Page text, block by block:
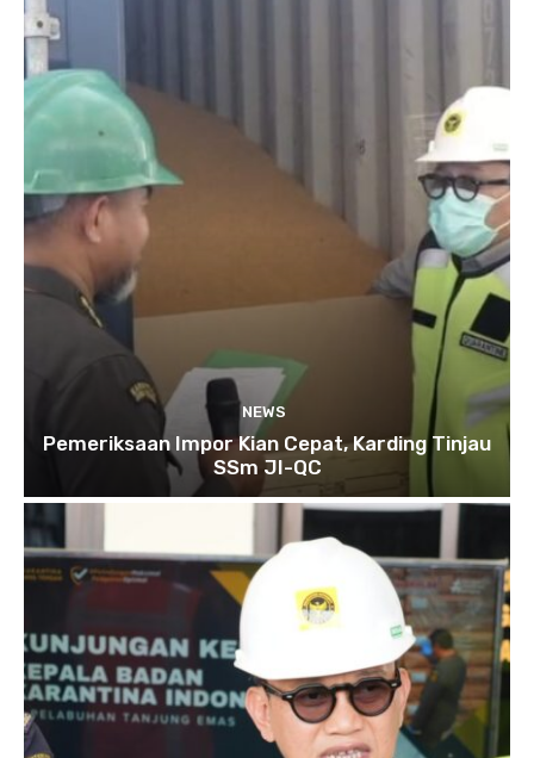
NEWS
Pemeriksaan Impor Kian Cepat, Karding Tinjau
SSm JI-QC